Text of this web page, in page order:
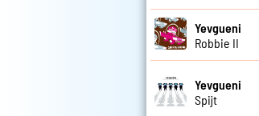
Yevgueni
Robbie II
Yevgueni
Spijt